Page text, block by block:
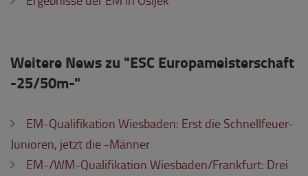
Weitere News zu "ESC Europameisterschaft
-25/50m-"
EM-Qualifikation Wiesbaden: Erst die Schnellfeuer-
Junioren, jetzt die -Männer
EM-/WM-Qualifikation Wiesbaden/Frankfurt: Drei